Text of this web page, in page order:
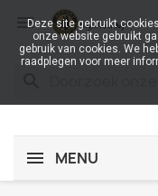

MENU
Deze site gebruikt
onze website gebruikt
gebruik van cookies. We
raadplegen voor meer